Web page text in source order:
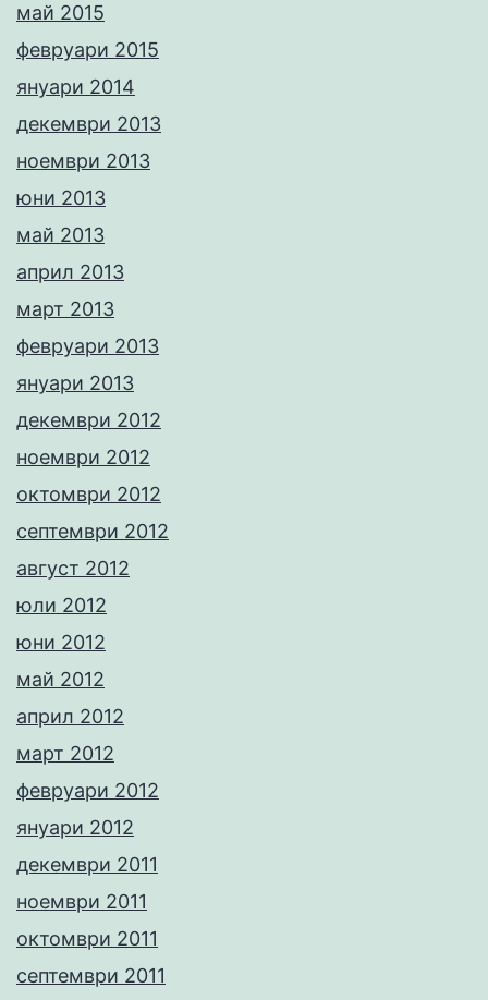
май 2015
февруари 2015
януари 2014
декември 2013
ноември 2013
юни 2013
май 2013
април 2013
март 2013
февруари 2013
януари 2013
декември 2012
ноември 2012
октомври 2012
септември 2012
август 2012
юли 2012
юни 2012
май 2012
април 2012
март 2012
февруари 2012
януари 2012
декември 2011
ноември 2011
октомври 2011
септември 2011